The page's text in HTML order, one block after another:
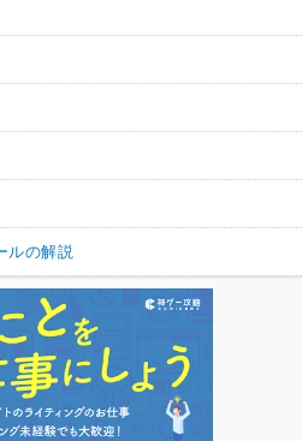
ルの解説